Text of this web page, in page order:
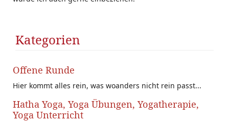
Kategorien
Offene Runde
Hier kommt alles rein, was woanders nicht rein passt...
Hatha Yoga, Yoga Übungen, Yogatherapie,
Yoga Unterricht